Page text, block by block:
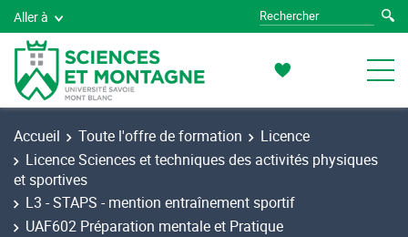
Aller à
Accueil Toute l'offre de formation
Licence
Licence Sciences et techniques des activités physiques
et sportives
L3 - STAPS - mention entraînement sportif
UAF602 Préparation mentale et Pratique